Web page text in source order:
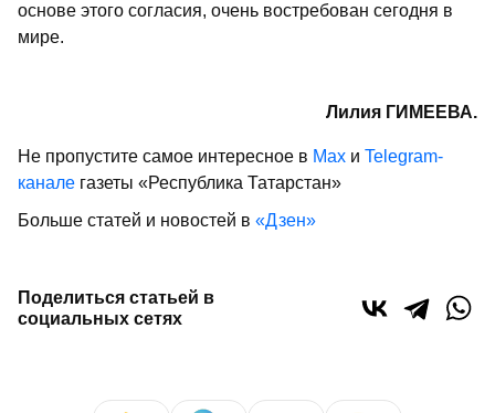
основе этого согласия, очень востребован сегодня в
мире.
Лилия ГИМЕЕВА.
Не пропустите самое интересное в Max и Telegram-
канале газеты «Республика Татарстан»
Больше статей и новостей в «Дзен»
Поделиться статьей в
социальных сетях